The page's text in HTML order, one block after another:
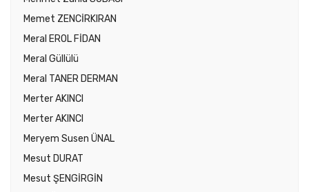
Memet ZENCİRKIRAN
Meral EROL FİDAN
Meral Güllülü
Meral TANER DERMAN
Merter AKINCI
Merter AKINCI
Meryem Susen ÜNAL
Mesut DURAT
Mesut ŞENGİRGİN